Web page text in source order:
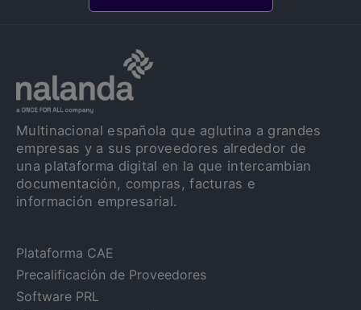
Multinacional española que aglutina a grandes
empresas y a sus proveedores alrededor de
una plataforma digital en la que intercambian
documentación, compras, facturas e
información empresarial.
Plataforma CAE
Precalificación de Proveedores
Software PRL